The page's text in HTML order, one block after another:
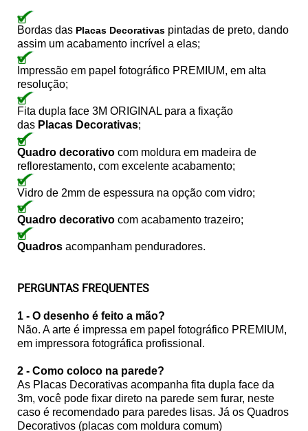
Bordas das Placas Decorativas pintadas de preto, dando
assim um acabamento incrível a elas;
Impressão em papel fotográfico PREMIUM, em alta
resolução;
Fita dupla face 3M ORIGINAL para a fixação
das Placas Decorativas;
Quadro decorativo com moldura em madeira de
reflorestamento, com excelente acabamento;
Vidro de 2mm de espessura na opção com vidro;
Quadro decorativo com acabamento trazeiro;
Quadros acompanham penduradores.
PERGUNTAS FREQUENTES
1 - O desenho é feito a mão?
Não. A arte é impressa em papel fotográfico PREMIUM,
em impressora fotográfica profissional.
2 - Como coloco na parede?
As Placas Decorativas acompanha fita dupla face da
3m, você pode fixar direto na parede sem furar, neste
caso é recomendado para paredes lisas. Já os Quadros
Decorativos (placas com moldura comum)